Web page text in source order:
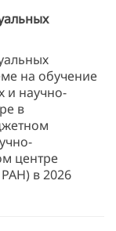
на обучение
и научно-
в
центре
в 2026